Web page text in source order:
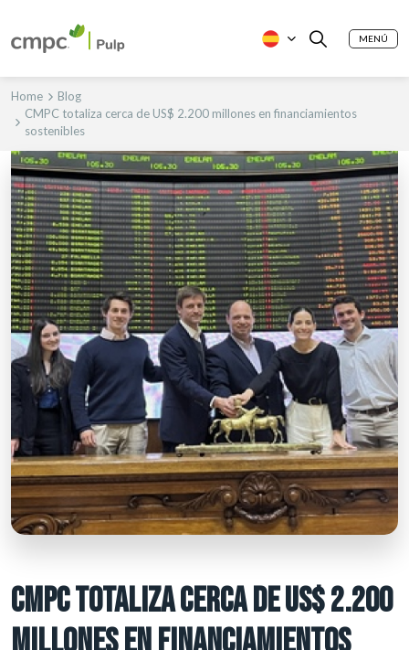
MENÚ
Home
Blog
CMPC totaliza cerca de US$ 2.200 millones en financiamientos
sostenibles
CMPC TOTALIZA CERCA DE US$ 2.200